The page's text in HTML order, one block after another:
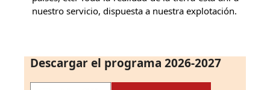
nuestro servicio, dispuesta a nuestra explotación.
Descargar el programa 2026-2027